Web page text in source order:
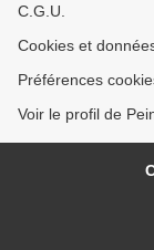
C.G.U.
Cookies et
Préférences
Voir le profil de